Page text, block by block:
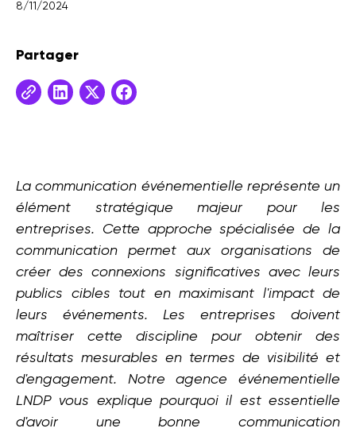
8/11/2024
Partager
La communication événementielle représente un
élément stratégique majeur pour les
entreprises. Cette approche spécialisée de la
communication permet aux organisations de
créer des connexions significatives avec leurs
publics cibles tout en maximisant l'impact de
leurs événements. Les entreprises doivent
maîtriser cette discipline pour obtenir des
résultats mesurables en termes de visibilité et
d'engagement. Notre agence événementielle
LNDP vous explique pourquoi il est essentielle
d'avoir une bonne communication